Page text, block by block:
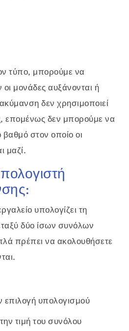
τύπο, μπορούμε να
μονάδες αυξάνονται ή
δεν χρησιμοποιεί
επομένως δεν μπορούμε να
στον οποίο οι
μαζί.
υπολογίζει τη
δύο ίσων συνόλων
πρέπει να ακολουθήσετε
επιλογή υπολογισμού
τιμή του συνόλου